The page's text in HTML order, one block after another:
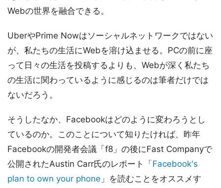
Webの世界を融合できる。
UberやPrime Nowはソーシャルネットワークではない
が、私たちの生活にWebを溶け込ませる。PCの前に座
って日々の生活を投稿するよりも、Webが深く私たち
の生活に関わっているように感じるのは筆者だけでは
ないだろう。
そうしたなか、Facebookはどのように変わろうとし
ているのか。このことについて知りたければ、昨年
Facebookの開発者会議「f8」の後にFast Companyで
公開されたAustin Carr氏のレポート「 Facebook's
plan to own your phone 」を読むことをオススメす